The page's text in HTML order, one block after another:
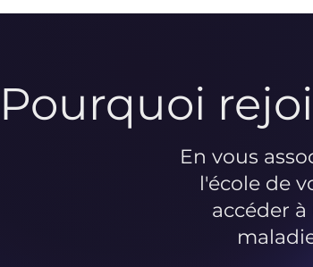
Pourquoi
En vous
l'école de
accéder